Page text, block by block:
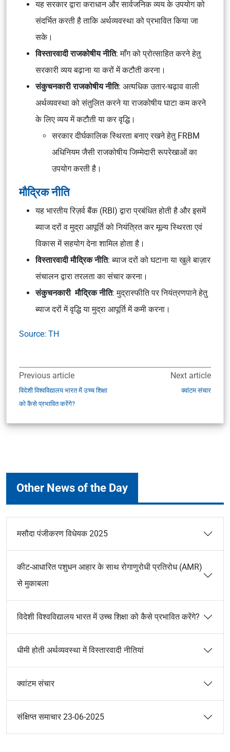
यह सरकार द्वारा कराधान और सार्वजनिक व्यय के उपयोग को
संदर्भित करती है ताकि अर्थव्यवस्था को प्रभावित किया जा
सके।
विस्तारवादी राजकोषीय नीति: माँग को प्रोत्साहित करने हेतु
सरकारी व्यय बढ़ाना या करों में कटौती करना।
संकुचनकारी राजकोषीय नीति: अत्यधिक उतार-चढ़ाव वाली
अर्थव्यवस्था को संतुलित करने या राजकोषीय घाटा कम करने
के लिए व्यय में कटौती या कर वृद्धि।
सरकार दीर्घकालिक स्थिरता बनाए रखने हेतु FRBM
अधिनियम जैसी राजकोषीय जिम्मेदारी रूपरेखाओं का
उपयोग करती है।
मौद्रिक नीति
यह भारतीय रिज़र्व बैंक (RBI) द्वारा प्रबंधित होती है और इसमें
ब्याज दरों व मुद्रा आपूर्ति को नियंत्रित कर मूल्य स्थिरता एवं
विकास में सहयोग देना शामिल होता है।
विस्तारवादी मौद्रिक नीति: ब्याज दरों को घटाना या खुले बाज़ार
संचालन द्वारा तरलता का संचार करना।
संकुचनकारी मौद्रिक नीति: मुद्रास्फीति पर नियंत्रणपाने हेतु
ब्याज दरों में वृद्धि या मुद्रा आपूर्ति में कमी करना।
Source: TH
Previous article
विदेशी विश्वविद्यालय भारत में उच्च शिक्षा
को कैसे प्रभावित करेंगे?
Next article
क्वांटम संचार
Other News of the Day
मसौदा पंजीकरण विधेयक 2025
कीट-आधारित पशुधन आहार के साथ रोगाणुरोधी प्रतिरोध (AMR)
से मुकाबला
विदेशी विश्वविद्यालय भारत में उच्च शिक्षा को कैसे प्रभावित करेंगे?
धीमी होती अर्थव्यवस्था में विस्तारवादी नीतियां
क्वांटम संचार
संक्षिप्त समाचार 23-06-2025